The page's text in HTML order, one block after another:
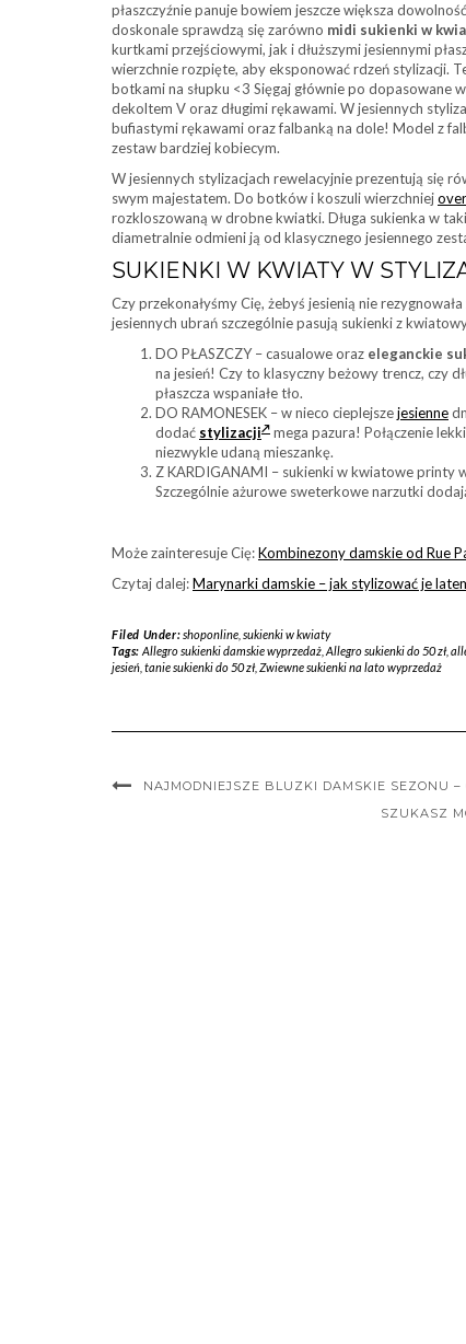
płaszczyźnie panuje bowiem jeszcze większa
doskonale sprawdzą się zarówno midi sukienki w
kurtkami przejściowymi, jak i dłuższymi jesiennymi
wierzchnie rozpięte, aby eksponować rdzeń stylizacji.
botkami na słupku <3 Sięgaj głównie po dopasowane
dekoltem V oraz długimi rękawami. W jesiennych
bufiastymi rękawami oraz falbanką na dole! Model z
zestaw bardziej kobiecym.
W jesiennych stylizacjach rewelacyjnie prezentują się
swym majestatem. Do botków i koszuli wierzchniej
rozkloszowaną w drobne kwiatki. Długa sukienka w
diametralnie odmieni ją od klasycznego jesiennego
SUKIENKI W KWIATY W
Czy przekonałyśmy Cię, żebyś jesienią nie
jesiennych ubrań szczególnie pasują sukienki z
DO PŁASZCZY – casualowe oraz eleganckie
na jesień! Czy to klasyczny beżowy trencz, czy
płaszcza wspaniałe tło.
DO RAMONESEK – w nieco cieplejszejesienne
dodać stylizacji mega pazura! Połączenie
niezwykle udaną mieszankę.
Z KARDIGANAMI – sukienki w kwiatowe printy
Szczególnie ażurowe sweterkowe narzutki
Może zainteresuje Cię:Kombinezony damskie od Rue
Czytaj dalej:Marynarki damskie – jak stylizować je
Filed Under:shoponline, sukienki w kwiaty
Tags: Allegro sukienki damskie wyprzedaż, Allegro sukienki do 50 zł,
jesień tanie sukienki do 50 zł, Zwiewne sukienki na lato wyprzedaż
NAJMODNIEJSZE BLUZKI DAMSKIE SEZONU –
SZUKASZ